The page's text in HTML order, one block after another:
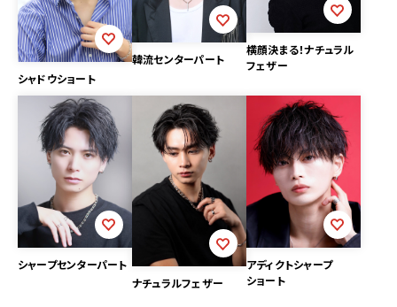
シャドウショート
韓流センターパート
横顔決まる！ナチュラル
フェザー
シャープセンターパート
ナチュラルフェザー
アディクトシャープ
ショート